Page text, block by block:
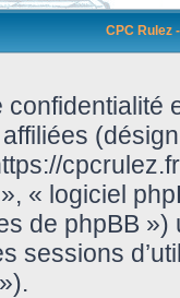
CPC Rulez
confidentialité
« logiciel
de phpBB
sessions